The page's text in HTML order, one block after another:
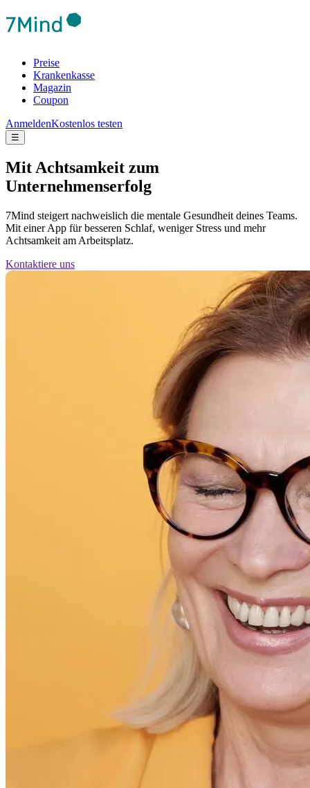
Preise
Krankenkasse
Magazin
Coupon
AnmeldenKostenlos testen
☰
Mit Achtsamkeit zum
Unternehmenserfolg
7Mind steigert nachweislich die mentale Gesundheit deines Teams.
Mit einer App für besseren Schlaf, weniger Stress und mehr
Achtsamkeit am Arbeitsplatz.
Kontaktiere uns